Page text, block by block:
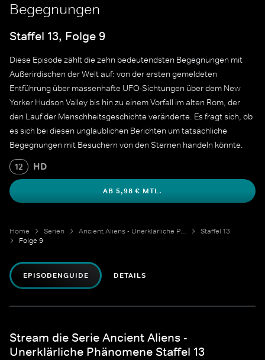
Begegnungen
Staffel 13, Folge 9
Diese Episode zählt die zehn bedeutendsten Begegnungen mit
Außerirdischen der Welt auf: von der ersten gemeldeten
Entführung über massenhafte UFO-Sichtungen über dem New
Yorker Hudson Valley bis hin zu einem Vorfall im alten Rom, der
den Lauf der Menschheitsgeschichte veränderte. Es fragt sich, ob
es sich bei diesen unglaublichen Berichten um tatsächliche
Begegnungen mit Besuchern von den Sternen handeln könnte.
12 HD
AB 5,98 € MTL.
Home Serien Ancient Aliens - Unerklärliche Phänomene
Staffel 13
Folge 9
EPISODENGUIDE DETAILS
Stream die Serie Ancient Aliens -
Unerklärliche Phänomene Staffel 13